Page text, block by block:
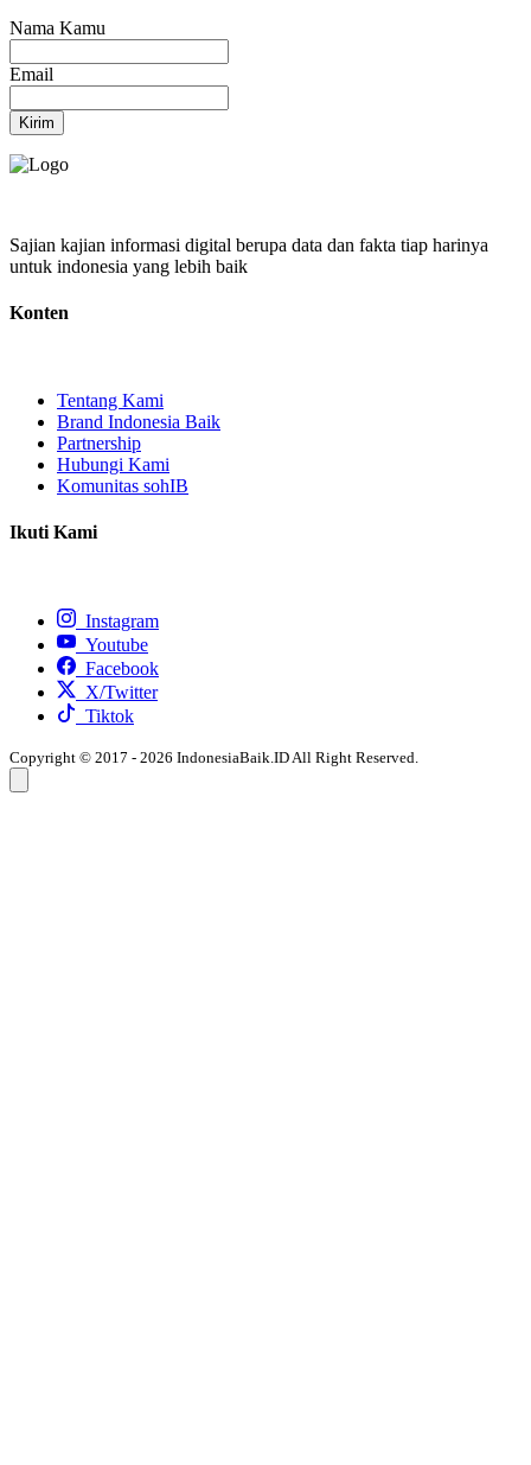
Nama Kamu
Email
Kirim
Sajian kajian informasi digital berupa data dan fakta tiap harinya
untuk indonesia yang lebih baik
Konten
Tentang Kami
Brand Indonesia Baik
Partnership
Hubungi Kami
Komunitas sohIB
Ikuti Kami
Instagram
Youtube
Facebook
X/Twitter
Tiktok
Copyright © 2017 - 2026 IndonesiaBaik.ID All Right Reserved.